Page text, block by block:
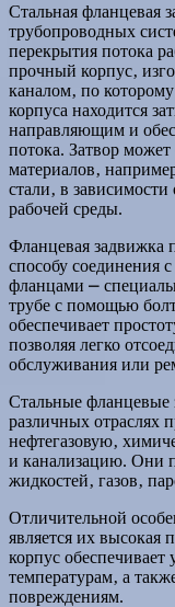
Стальная фланцевая
трубопроводных
перекрытия потока
прочный корпус‚
каналом‚ по
корпуса находится
направляющим и
потока. Затвор
материалов‚
стали‚ в
рабочей среды.
Фланцевая задвижка
способу соединения
фланцами ⎼
трубе с помощью
обеспечивает
позволяя легко
обслуживания или
Стальные фланцевые
различных отраслях
нефтегазовую‚
и канализацию. Они
жидкостей‚ газов‚
Отличительной
является их высокая
корпус
температурам‚ а
повреждениям.